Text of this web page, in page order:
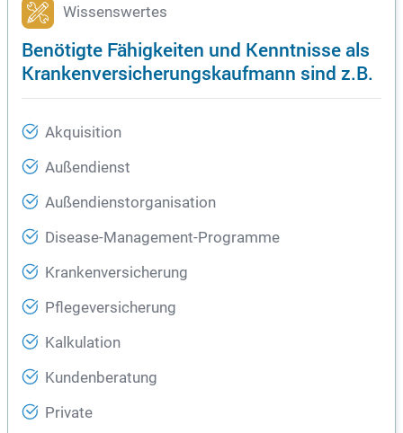
Wissenswertes
Benötigte Fähigkeiten und Kenntnisse als
Krankenversicherungskaufmann sind z.B.
Akquisition
Außendienst
Außendienstorganisation
Disease-Management-Programme
Krankenversicherung
Pflegeversicherung
Kalkulation
Kundenberatung
Private